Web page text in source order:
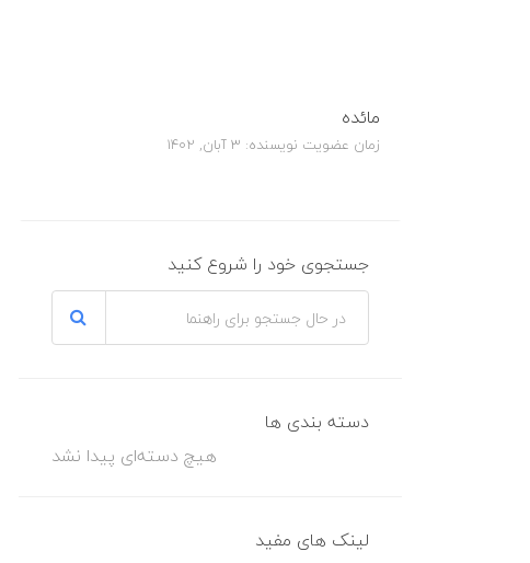
مائده
زمان عضویت نویسنده: 3 آبان, 1402
جستجوی خود را شروع کنید
دسته بندی ها
هیچ دسته‌ای پیدا نشد
لینک های مفید